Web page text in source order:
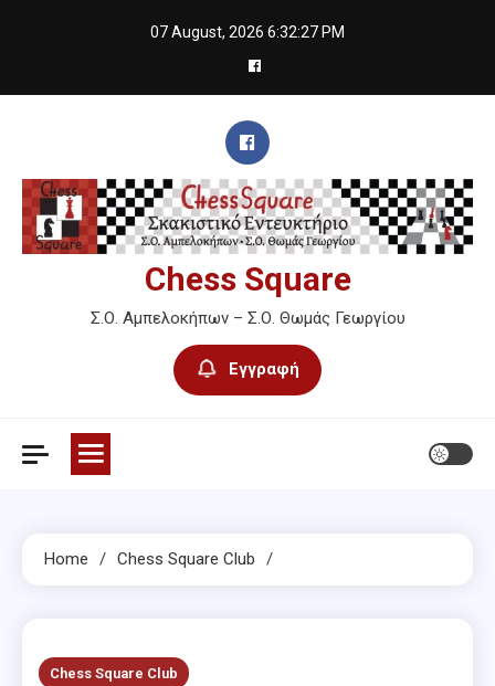
07 August, 2026 6:32:28 PM
Chess Square
Σ.Ο. Αμπελοκήπων – Σ.Ο. Θωμάς Γεωργίου
Εγγραφή
Home Chess Square Club
Chess Square Club